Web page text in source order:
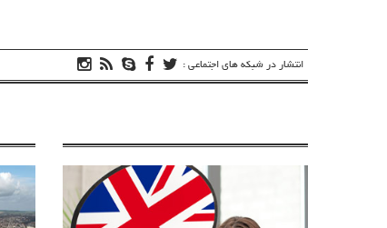
انتشار در شبکه های اجتماعی :